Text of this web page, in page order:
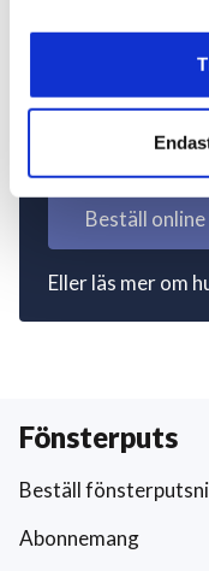
Inte
igång
Beställ online
Eller läs mer om
Fönsterputs
Beställ
Abonnemang